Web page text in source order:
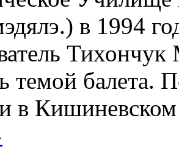
в 1994
Тихончук
темой балета.
в